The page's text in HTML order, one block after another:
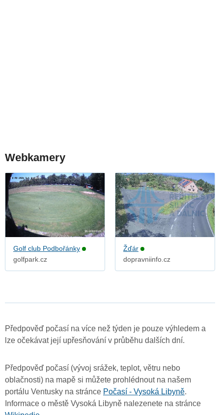
Webkamery
Golf club Podbořánky
golfpark.cz
Žďár
dopravniinfo.cz
Předpověď počasí na více než týden je pouze výhledem a
lze očekávat její upřesňování v průběhu dalších dní.
Předpověď počasí (vývoj srážek, teplot, větru nebo
oblačnosti) na mapě si můžete prohlédnout na našem
portálu Ventusky na stránce Počasí - Vysoká Libyně.
Informace o městě Vysoká Libyně nalezenete na stránce